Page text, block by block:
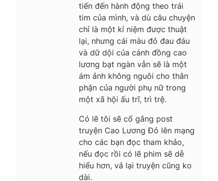
tiến đến hành động theo trái
tim của mình, và dù câu chuyện
chỉ là một kỉ niệm được thuật
lại, nhưng cái màu đỏ đau đáu
và dữ dội của cánh đồng cao
lương bạt ngàn vẫn sẽ là một
ám ảnh không nguôi cho thân
phận của người phụ nữ trong
một xã hội ấu trĩ, trì trệ.
Có lẽ tôi sẽ cố gắng post
truyện Cao Lương Đỏ lên mạng
cho các bạn đọc tham khảo,
nếu đọc rồi có lẽ phim sẽ dễ
hiểu hơn, vả lại truyện cũng ko
dài.